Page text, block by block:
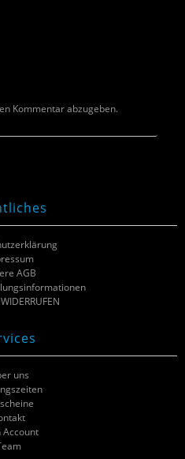
Kommentar abzugeben.
AGB
uns
Account